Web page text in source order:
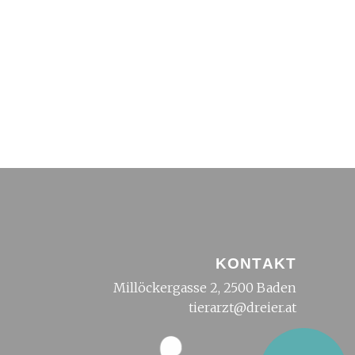
KONTAKT
Millöckergasse 2, 2500 Baden
tierarzt@dreier.at